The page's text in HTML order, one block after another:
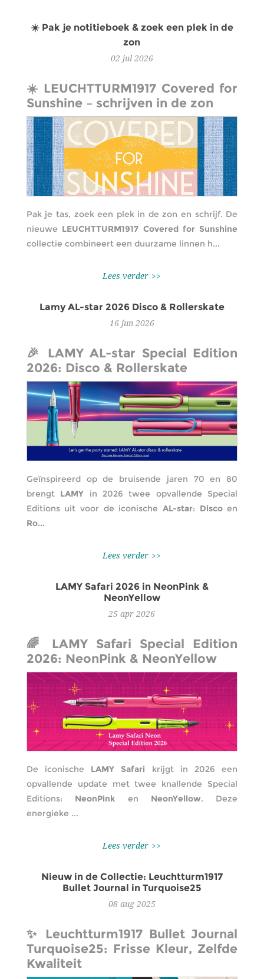
☀️ Pak je notitieboek & zoek een plek in de
zon
02 jul 2026
☀️ LEUCHTTURM1917 Covered for
Sunshine – schrijven in de zon
Pak je tas, zoek een plek in de zon en schrijf. De
nieuwe LEUCHTTURM1917 Covered for Sunshine
collectie combineert een duurzame linnen h...
Lees verder
Lamy AL-star 2026 Disco & Rollerskate
16 jun 2026
🎉 LAMY AL-star Special Edition
2026: Disco & Rollerskate
Geïnspireerd op de bruisende jaren 70 en 80
brengt LAMY in 2026 twee opvallende Special
Editions uit voor de iconische AL-star: Discoen
Ro...
Lees verder
LAMY Safari 2026 in NeonPink &
NeonYellow
25 apr 2026
🌈 LAMY Safari Special Edition
2026: NeonPink & NeonYellow
De iconische LAMY Safari krijgt in 2026 een
opvallende update met twee knallende Special
Editions: NeonPink en NeonYellow. Deze
energieke ...
Lees verder
Nieuw in de Collectie: Leuchtturm1917
Bullet Journal in Turquoise25
08 aug 2025
✨ Leuchtturm1917 Bullet Journal
Turquoise25: Frisse Kleur, Zelfde
Kwaliteit